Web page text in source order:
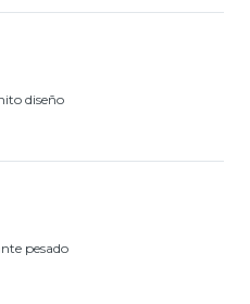
diseño
pesado